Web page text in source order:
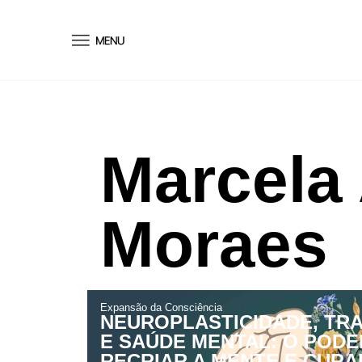
Moraes
Expansão da Consciência
NEUROPLASTICIDADE,
E SAÚDE MENTAL: O